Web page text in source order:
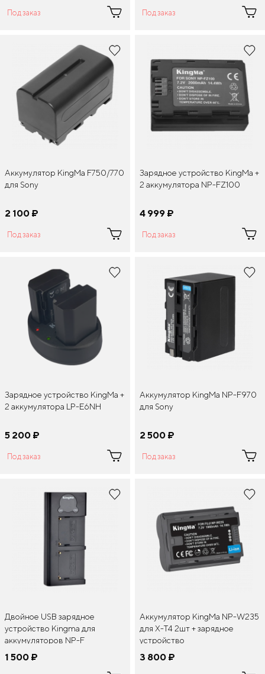
Под заказ Под заказ
Аккумулятор KingMa F750/770
для Sony
2 100 ¤
Под заказ
Зарядное устройство KingMa +
2 аккумулятора NP-FZ100
4 999 ¤
Под заказ
Зарядное устройство KingMa +
2 аккумулятора LP-E6NH
5 200 ¤
Под заказ
Аккумулятор KingMa NP-F970
для Sony
2 500 ¤
Под заказ
Двойное USB зарядное
устройство Kingma для
аккумуляторов NP-F
1 500 ¤
Аккумулятор KingMa NP-W235
для X-T4 2шт + зарядное
устройство
3 800 ¤